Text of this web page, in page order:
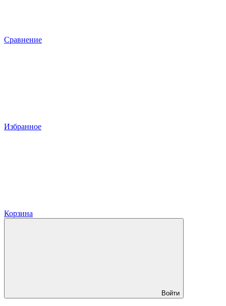
Сравнение
Избранное
Корзина
Войти